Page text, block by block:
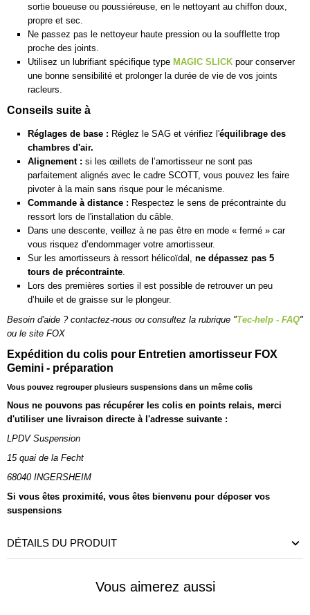
sortie boueuse ou poussiéreuse, en le nettoyant au chiffon doux,
propre et sec.
Ne passez pas le nettoyeur haute pression ou la soufflette trop
proche des joints.
Utilisez un lubrifiant spécifique type MAGIC SLICK pour conserver
une bonne sensibilité et prolonger la durée de vie de vos joints
racleurs.
Conseils suite à
Réglages de base : Réglez le SAG et vérifiez l'équilibrage des
chambres d'air.
Alignement : si les œillets de l’amortisseur ne sont pas
parfaitement alignés avec le cadre SCOTT, vous pouvez les faire
pivoter à la main sans risque pour le mécanisme.
Commande à distance : Respectez le sens de précontrainte du
ressort lors de l'installation du câble.
Dans une descente, veillez à ne pas être en mode « fermé » car
vous risquez d’endommager votre amortisseur.
Sur les amortisseurs à ressort hélicoïdal, ne dépassez pas 5
tours de précontrainte.
Lors des premières sorties il est possible de retrouver un peu
d’huile et de graisse sur le plongeur.
Besoin d'aide ? contactez-nous ou consultez la rubrique "Tec-help - FAQ"
ou le site FOX
Expédition du colis pour Entretien amortisseur FOX
Gemini - préparation
Vous pouvez regrouper plusieurs suspensions dans un même colis
Nous ne pouvons pas récupérer les colis en points relais, merci
d'utiliser une livraison directe à l'adresse suivante :
LPDV Suspension
15 quai de la Fecht
68040 INGERSHEIM
Si vous êtes proximité, vous êtes bienvenu pour déposer vos
suspensions
DÉTAILS DU PRODUIT
Vous aimerez aussi